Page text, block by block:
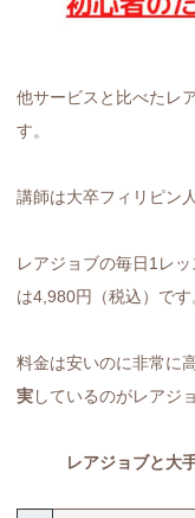
他サービスと比べたレ
す。
講師は大卒フィリピン
レアジョブの毎日1レ
は4,980円（税込）です
料金は安いのに非常に
実しているのがレアジ
レアジョブと大